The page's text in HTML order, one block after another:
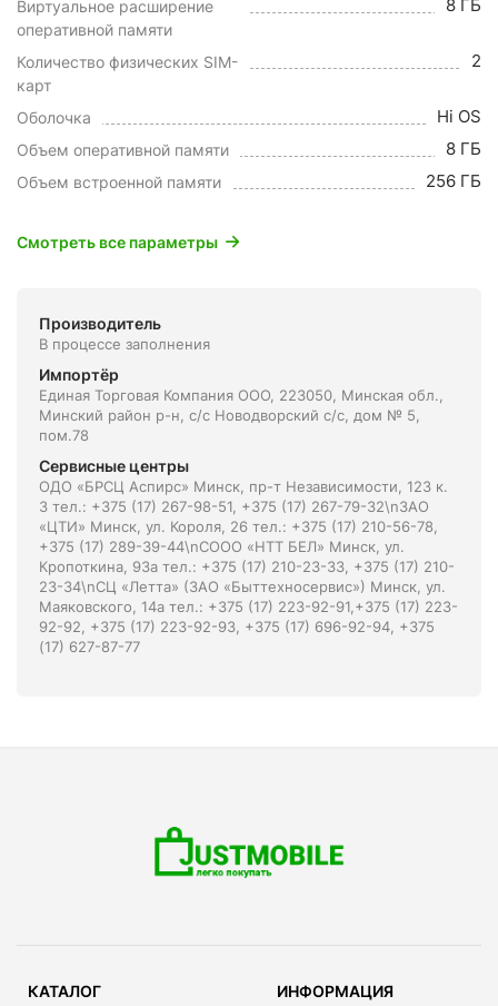
Виртуальное расширение
оперативной памяти
8 ГБ
Количество физических SIM-
карт
2
Оболочка Hi OS
Объем оперативной памяти 8 ГБ
Объем встроенной памяти 256 ГБ
Смотреть все параметры
Производитель
В процессе заполнения
Импортёр
Единая Торговая Компания ООО, 223050, Минская обл.,
Минский район р-н, с/с Новодворский с/с, дом № 5,
пом.78
Сервисные центры
ОДО «БРСЦ Аспирс» Минск, пр-т Независимости, 123 к.
3 тел.: +375 (17) 267-98-51, +375 (17) 267-79-32\nЗАО
«ЦТИ» Минск, ул. Короля, 26 тел.: +375 (17) 210-56-78,
+375 (17) 289-39-44\nСООО «НТТ БЕЛ» Минск, ул.
Кропоткина, 93а тел.: +375 (17) 210-23-33, +375 (17) 210-
23-34\nСЦ «Летта» (ЗАО «Быттехносервис») Минск, ул.
Маяковского, 14а тел.: +375 (17) 223-92-91,+375 (17) 223-
92-92, +375 (17) 223-92-93, +375 (17) 696-92-94, +375
(17) 627-87-77
КАТАЛОГ ИНФОРМАЦИЯ